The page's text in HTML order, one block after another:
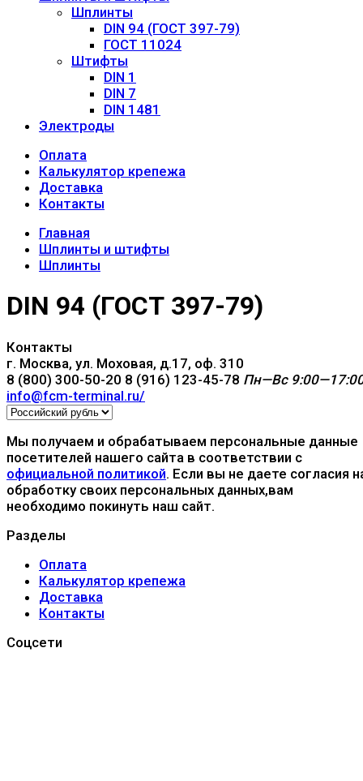
Шплинты
DIN 94 (ГОСТ 397-79)
ГОСТ 11024
Штифты
DIN 1
DIN 7
DIN 1481
Электроды
Оплата
Калькулятор крепежа
Доставка
Контакты
Главная
Шплинты и штифты
Шплинты
DIN 94 (ГОСТ 397-79)
Контакты
г. Москва, ул. Моховая, д.17, оф. 310
8 (800) 300-50-20 8 (916) 123-45-78 Пн—Вс
info@fcm-terminal.ru/
Мы получаем и обрабатываем персональные данные
посетителей нашего сайта в соответствии с
официальной политикой. Если вы не даете согласия
обработку своих персональных данных,вам
необходимо покинуть наш сайт.
Разделы
Оплата
Калькулятор крепежа
Доставка
Контакты
Соцсети